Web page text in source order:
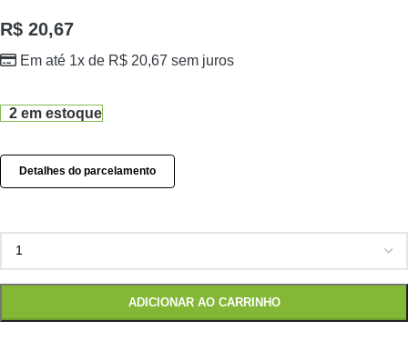
R$ 20,67
Em até 1x de R$ 20,67 sem juros
2 em estoque
Detalhes do parcelamento
ADICIONAR AO CARRINHO